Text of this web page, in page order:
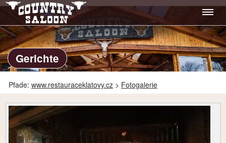
Gerichte
Pfade: www.restauraceklatovy.cz > Fotogalerie